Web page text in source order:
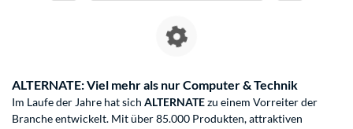
ALTERNATE: Viel mehr als nur Computer & Technik
Im Laufe der Jahre hat sich ALTERNATEzu einem Vorreiter der
Branche entwickelt. Mit über 85.000 Produkten, attraktiven